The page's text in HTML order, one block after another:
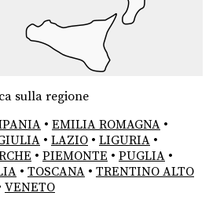
sulla regione
• EMILIA ROMAGNA •
• LAZIO • LIGURIA •
• PIEMONTE • PUGLIA •
• TOSCANA • TRENTINO ALTO
VENETO